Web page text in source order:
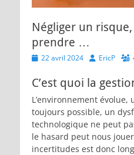
Négliger un risque,
prendre …
Posted
22 avril 2024 Author
EricP
C’est quoi la
L’environnement
toujours possible, un
technologique ne peut
le hasard peut nous
incertitudes est donc